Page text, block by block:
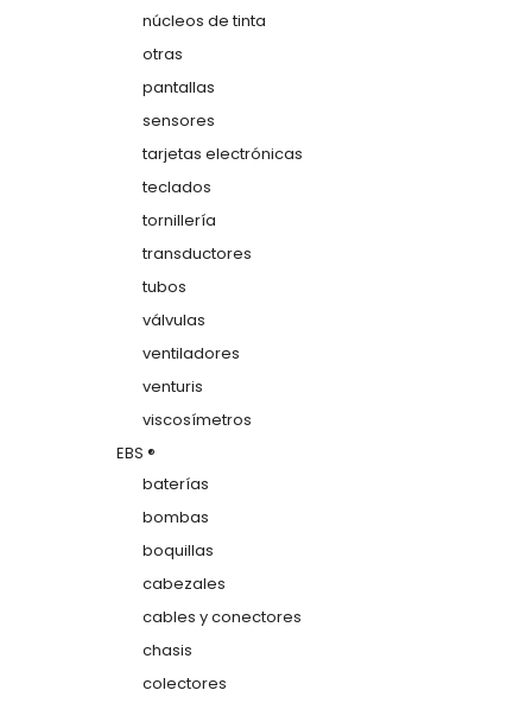
núcleos de tinta
otras
pantallas
sensores
tarjetas electrónicas
teclados
tornillería
transductores
tubos
válvulas
ventiladores
venturis
viscosímetros
EBS ®
baterías
bombas
boquillas
cabezales
cables y conectores
chasis
colectores